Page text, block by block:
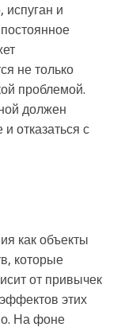
испуган и
не только
проблемой.
должен
отказаться с
как объекты
которые
от привычек
этих
На фоне